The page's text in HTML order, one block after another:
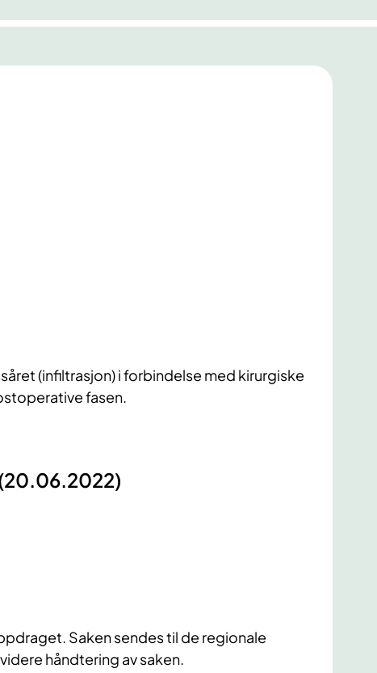
(infiltrasjon) i forbindelse med kirurgiske
fasen.
Saken sendes til de regionale
håndtering av saken.